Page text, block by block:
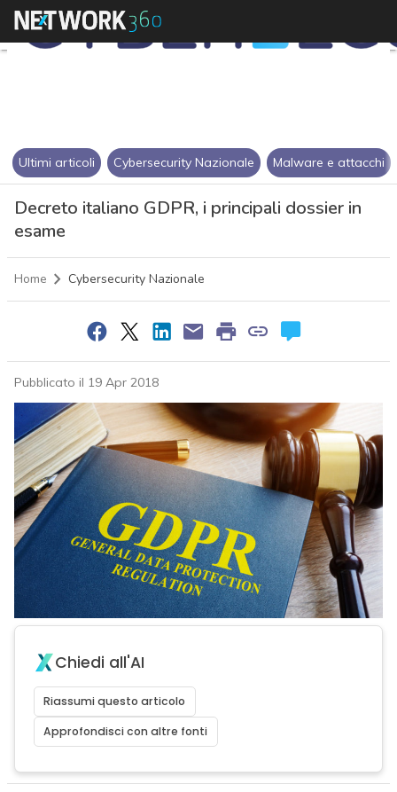
Ultimi articoli Cybersecurity Nazionale Malware e attacchi
Decreto italiano GDPR, i principali dossier in
esame
Home Cybersecurity Nazionale
Pubblicato il 19 Apr 2018
Chiedi all'AI
Riassumi questo articolo
Approfondisci con altre fonti